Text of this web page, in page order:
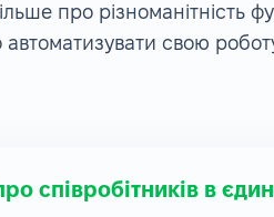
про різноманітність
свою
співробітників в